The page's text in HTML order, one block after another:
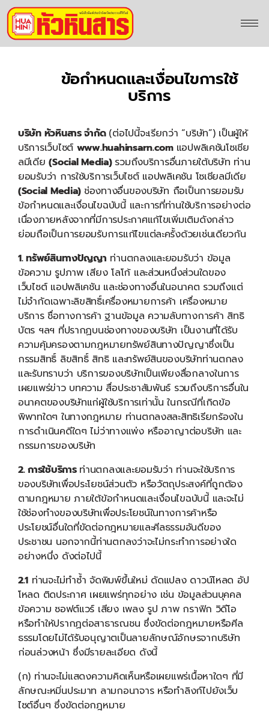
ข้อกำหนดและเงื่อนไขการใช้
บริการ
บริษัท หัวหินสาร จำกัด (ต่อไปนี้จะเรียกว่า “บริษัท”) เป็นผู้ให้
บริการเว็บไซต์ www.huahinsarn.com แอปพลิเคชันโซเชีย
ลมีเดีย(Social Media) รวมถึงบริการอื่นภายใต้บริษัท ท่าน
ยอมรับว่า การใช้บริการเว็บไซต์ แอปพลิเคชัน โซเชียลมีเดีย
(Social Media) ช่องทางอื่นของบริษัท ถือเป็นการยอมรับ
ข้อกำหนดและเงื่อนไขฉบับนี้ และการที่ท่านใช้บริการอย่างต่อ
เนื่องภายหลังจากที่มีการประกาศแก้ไขเพิ่มเติมดังกล่าว
ย่อมถือเป็นการยอมรับการแก้ไขแต่ละครั้งด้วยเช่นเดียวกัน
1. ทรัพย์สินทางปัญญา ท่านตกลงและยอมรับว่า ข้อมูล
ข้อความ รูปภาพ เสียง โลโก้ และส่วนหนึ่งส่วนใดของ
เว็บไซต์ แอปพลิเคชัน และช่องทางอื่นในอนาคต รวมถึงแต่
ไม่จำกัดเฉพาะลิขสิทธิ์เครื่องหมายการค้า เครื่องหมาย
บริการ ชื่อทางการค้า ฐานข้อมูล ความลับทางการค้า สิทธิ
บัตร ฯลฯ ที่ปรากฏบนช่องทางของบริษัท เป็นงานที่ได้รับ
ความคุ้มครองตามกฎหมายทรัพย์สินทางปัญญาซึ่งเป็น
กรรมสิทธิ์ ลิขสิทธิ์ สิทธิ และทรัพย์สินของบริษัทท่านตกลง
และรับทราบว่า บริการของบริษัทเป็นเพียงสื่อกลางในการ
เผยแพร่ข่าว บทความ สื่อประชาสัมพันธ์ รวมถึงบริการอื่นใน
อนาคตของบริษัทแก่ผู้ใช้บริการเท่านั้น ในกรณีที่เกิดข้อ
พิพาทใดๆ ในทางกฎหมาย ท่านตกลงสละสิทธิเรียกร้องใน
การดำเนินคดีใดๆ ไม่ว่าทางแพ่ง หรืออาญาต่อบริษัท และ
กรรมการของบริษัท
2. การใช้บริการ ท่านตกลงและยอมรับว่า ท่านจะใช้บริการ
ของบริษัทเพื่อประโยชน์ส่วนตัว หรือวัตถุประสงค์ที่ถูกต้อง
ตามกฎหมาย ภายใต้ข้อกำหนดและเงื่อนไขฉบับนี้ และจะไม่
ใช้ช่องทำงของบริษัทเพื่อประโยชน์ในทางการค้าหรือ
ประโยชน์อื่นใดที่ขัดต่อกฎหมายและศีลธรรมอันดีของ
ประชาชน นอกจากนี้ท่านตกลงว่าจะไม่กระทำการอย่างใด
อย่างหนึ่ง ดังต่อไปนี้
2.1 ท่านจะไม่ทำซ้ำ จัดพิมพ์ขึ้นใหม่ ดัดแปลง ดาวน์โหลด อัป
โหลด ติดประกาศ เผยแพร่ทุกอย่าง เช่น ข้อมูลส่วนบุคคล
ข้อความ ซอฟต์แวร์ เสียง เพลง รูป ภาพ กราฟิก วิดีโอ
หรือทำให้ปรากฏต่อสาธารณชน ซึ่งขัดต่อกฎหมายหรือศีล
ธรรมโดยไม่ได้รับอนุญาตเป็นลายลักษณ์อักษรจากบริษัท
ก่อนล่วงหน้า ซึ่งมีรายละเอียด ดังนี้
(ก) ท่านจะไม่แสดงความคิดเห็นหรือเผยแพร่เนื้อหาใดๆ ที่มี
ลักษณะหมิ่นประมาท ลามกอนาจาร หรือทำลิงก์ไปยังเว็บ
ไซต์อื่นๆ ซึ่งขัดต่อกฎหมาย